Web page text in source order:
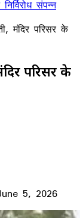
संपन्न
मंदिर परिसर के
परिसर के
5, 2026